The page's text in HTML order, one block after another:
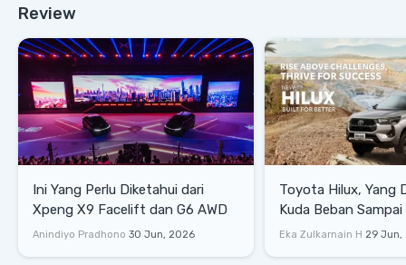
Review
Ini Yang Perlu Diketahui dari
Xpeng X9 Facelift dan G6 AWD
Anindiyo Pradhono 30 Jun, 2026
Toyota Hilux, Yang
Kuda Beban
Lifestyle
Eka Zulkarnain H 29 Jun,